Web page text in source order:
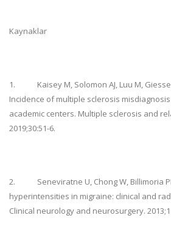
Kaynaklar
1.
Kaisey M, Solomon AJ, Luu M,
Incidence of multiple sclerosis
academic centers. Multiple sclerosis and
2019;30:51-6.
2.
Seneviratne U, Chong W, Billimoria
hyperintensities in migraine: clinical and
Clinical neurology and neurosurgery.